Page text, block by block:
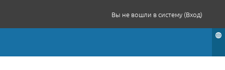
Вы не вошли в систему (Вход)